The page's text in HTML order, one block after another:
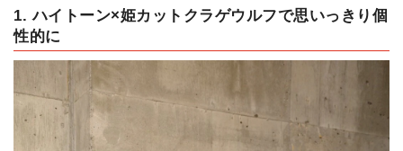
1. ハイトーン×姫カットクラゲウルフで思いっきり個
性的に